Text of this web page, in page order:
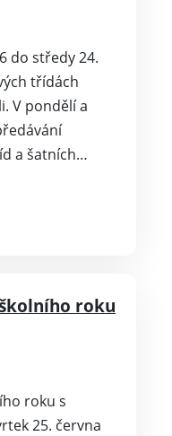
do středy 24.
třídách
V pondělí a
a šatních…
roku
roku s
25. června